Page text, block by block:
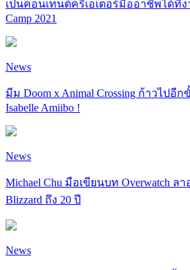
เป็นคอนเทนต์ครีเอเตอร์มืออาชีพได้ที่ง
Camp 2021
News
มีม Doom x Animal Crossing ก้าวไปอี
Isabelle Amiibo !
News
Michael Chu มือเขียนบท Overwatch
Blizzard ถึง 20 ปี
News